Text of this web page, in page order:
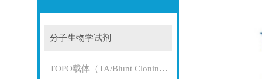
分子生物学试剂
TOPO载体（TA/Blunt Cloning Kit）